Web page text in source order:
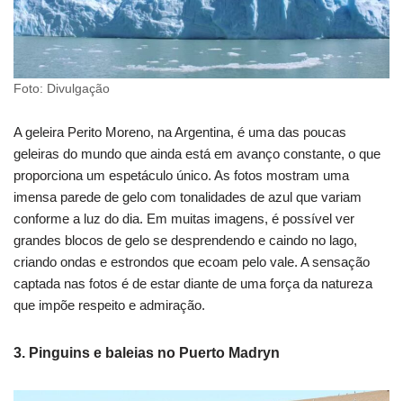
Foto: Divulgação
A geleira Perito Moreno, na Argentina, é uma das poucas
geleiras do mundo que ainda está em avanço constante, o que
proporciona um espetáculo único. As fotos mostram uma
imensa parede de gelo com tonalidades de azul que variam
conforme a luz do dia. Em muitas imagens, é possível ver
grandes blocos de gelo se desprendendo e caindo no lago,
criando ondas e estrondos que ecoam pelo vale. A sensação
captada nas fotos é de estar diante de uma força da natureza
que impõe respeito e admiração.
3. Pinguins e baleias no Puerto Madryn